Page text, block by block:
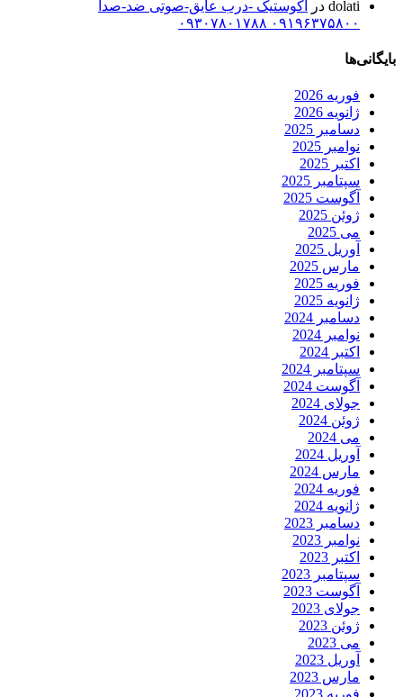
dolati در
اکوستیک -درب عایق-صوتی ضد-صدا
۰۹۱۹۶۳۷۵۸۰۰ ۰۹۳۰۷۸۰۱۷۸۸
بایگانی‌ها
فوریه 2026
ژانویه 2026
دسامبر 2025
نوامبر 2025
اکتبر 2025
سپتامبر 2025
آگوست 2025
ژوئن 2025
می 2025
آوریل 2025
مارس 2025
فوریه 2025
ژانویه 2025
دسامبر 2024
نوامبر 2024
اکتبر 2024
سپتامبر 2024
آگوست 2024
جولای 2024
ژوئن 2024
می 2024
آوریل 2024
مارس 2024
فوریه 2024
ژانویه 2024
دسامبر 2023
نوامبر 2023
اکتبر 2023
سپتامبر 2023
آگوست 2023
جولای 2023
ژوئن 2023
می 2023
آوریل 2023
مارس 2023
فوریه 2023